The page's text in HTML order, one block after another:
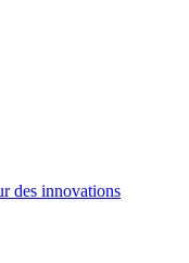
des innovations